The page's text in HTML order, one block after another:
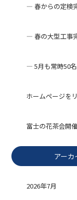
― 5月も常時50
アーカ
2026年7月